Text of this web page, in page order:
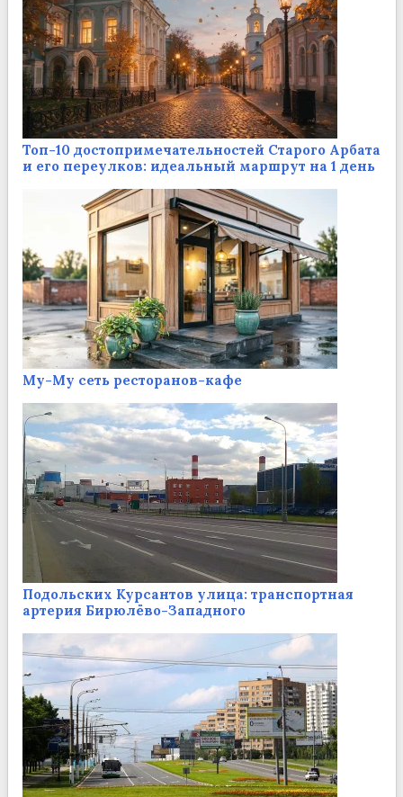
Топ-10 достопримечательностей Старого Арбата
и его переулков: идеальный маршрут на 1 день
Му-Му сеть ресторанов-кафе
Подольских Курсантов улица: транспортная
артерия Бирюлёво-Западного